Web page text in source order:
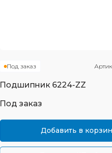
Под заказ
Подшипник 6224-ZZ
Под заказ
Добавить в